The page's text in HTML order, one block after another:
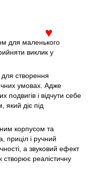
для маленького
виклик у
для створення
умовах. Адже
подвигів і відчути себе
який діє під
корпусом та
приціл і ручний
а звуковий ефект
створює реалістичну
♥